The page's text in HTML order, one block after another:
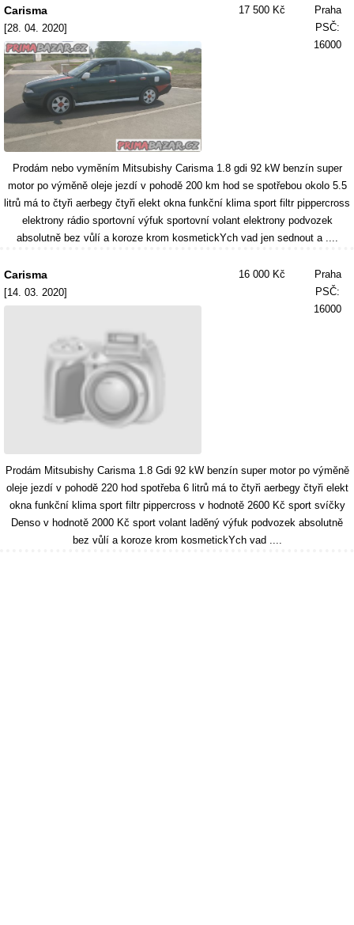
Carisma
[28. 04. 2020]
17 500 Kč
Praha
PSČ:
16000
Prodám nebo vyměním Mitsubishy Carisma 1.8 gdi 92 kW benzín super
motor po výměně oleje jezdí v pohodě 200 km hod se spotřebou okolo 5.5
litrů má to čtyři aerbegy čtyři elekt okna funkční klima sport filtr pippercross
elektrony rádio sportovní výfuk sportovní volant elektrony podvozek
absolutně bez vůlí a koroze krom kosmetickYch vad jen sednout a ....
Carisma
[14. 03. 2020]
16 000 Kč
Praha
PSČ:
16000
Prodám Mitsubishy Carisma 1.8 Gdi 92 kW benzín super motor po výměně
oleje jezdí v pohodě 220 hod spotřeba 6 litrů má to čtyři aerbegy čtyři elekt
okna funkční klima sport filtr pippercross v hodnotě 2600 Kč sport svíčky
Denso v hodnotě 2000 Kč sport volant laděný výfuk podvozek absolutně
bez vůlí a koroze krom kosmetickYch vad ....